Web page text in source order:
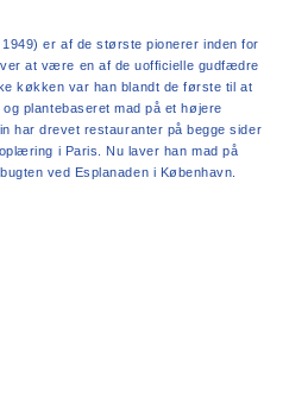
er af de største pionerer inden for
at være en af de uofficielle gudfædre
køkken var han blandt de første til at
plantebaseret mad på et højere
har drevet restauranter på begge sider
i Paris. Nu laver han mad på
ved Esplanaden i København.